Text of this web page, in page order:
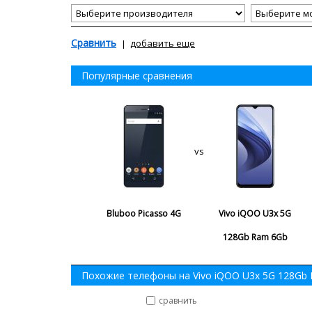
Сравнить добавить еще
Популярные сравнения
Bluboo Picasso 4G
vs
Vivo iQOO U3x 5G
128Gb Ram 6Gb
Похожие телефоны на Vivo iQOO U3x 5G 128Gb
сравнить